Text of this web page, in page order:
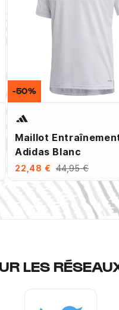
Maillot
Adidas Blanc
22,48 € 44,95 €
-50%
LES